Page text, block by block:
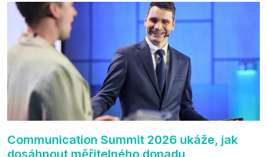
zúčastnit i příštího ročníku. „Příjemná konference,
výborný program, hezké prostory, Daniel Stach
absolutně nejlepší moderátor!!!“ Tak shrnul
Communication Summit jeden z 330 účastníků ve
své zpětné vazbě. Ta potvrdila, co bylo slyšet i
cítit po celý 9. červen v Pragovce – že ročník s
tématem „Od chaosu k dopadu“ se skutečně
povedl.
Communication Summit 2026 ukáže, jak